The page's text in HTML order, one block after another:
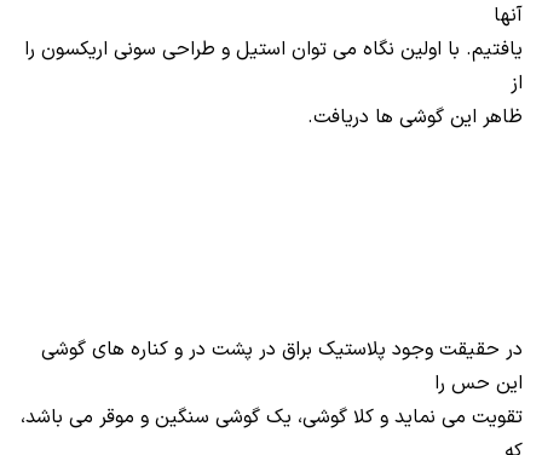
آنها
یافتیم. با اولین نگاه می توان استیل و طراحی سونی اریکسون را
از
ظاهر این گوشی ها دریافت.
در حقیقت وجود پلاستیک براق در پشت در و کناره های گوشی
این حس را
تقویت می نماید و کلا گوشی، یک گوشی سنگین و موقر می باشد،